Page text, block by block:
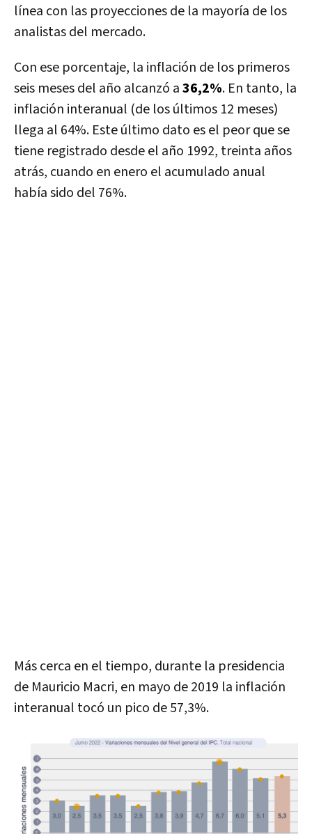
línea con las proyecciones de la mayoría de los
analistas del mercado.
Con ese porcentaje, la inflación de los primeros
seis meses del año alcanzó a36,2%. En tanto, la
inflación interanual (de los últimos 12 meses)
llega al 64%. Este último dato es el peor que se
tiene registrado desde el año 1992, treinta años
atrás, cuando en enero el acumulado anual
había sido del 76%.
Más cerca en el tiempo, durante la presidencia
de Mauricio Macri, en mayo de 2019 la inflación
interanual tocó un pico de 57,3%.